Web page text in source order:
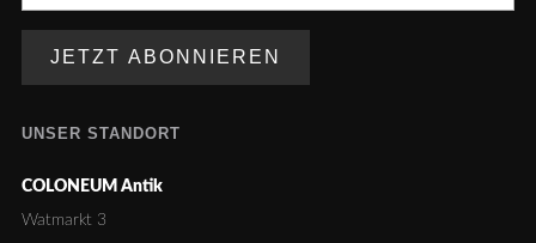
UNSER STANDORT
COLONEUM Antik
Watmarkt 3